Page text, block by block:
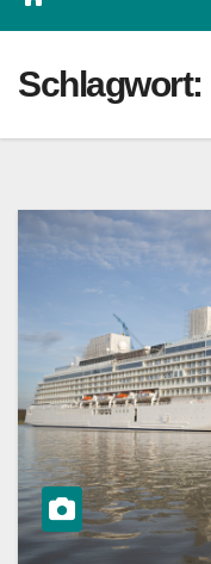
Schlagwort: